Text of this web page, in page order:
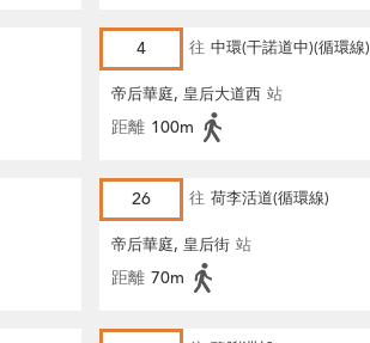
4 往 中環(干諾道中)(循環線)
帝后華庭, 皇后大道西 站
距離 100m
26 往 荷李活道(循環線)
帝后華庭, 皇后街 站
距離 70m